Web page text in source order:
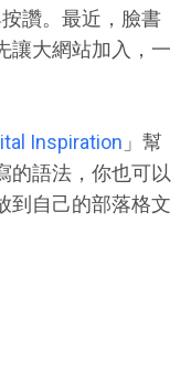
讚。最近，臉書
讓大網站加入，一
Inspiration 」幫
的語法，你也可以
到自己的部落格文